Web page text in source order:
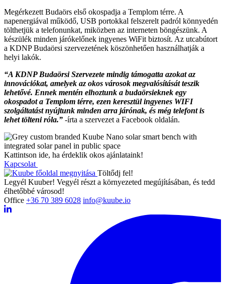
Megérkezett Budaörs első okospadja a Templom térre. A
napenergiával működő, USB portokkal felszerelt padról könnyedén
tölthetjük a telefonunkat, miközben az interneten böngészünk. A
készülék minden járókelőnek ingyenes WiFit biztosít. Az utcabútort
a KDNP Budaörsi szervezetének köszönhetően használhatják a
helyi lakók.
“A KDNP Budaörsi Szervezete mindig támogatta azokat az
innovációkat, amelyek az okos városok megvalósítását teszik
lehetővé. Ennek mentén elhoztunk a budaörsieknek egy
okospadot a Templom térre, ezen keresztül ingyenes WIFI
szolgáltatást nyújtunk minden arra járónak, és még telefont is
lehet tölteni róla.” -írta a szervezet a Facebook oldalán.
Kattintson ide, ha érdeklik okos ajánlataink!
Kapcsolat
Töltődj fel!
Legyél Kuuber! Vegyél részt a környezeted megújításában, és tedd
élhetőbbé városod!
Office +36 70 389 6028 info@kuube.io